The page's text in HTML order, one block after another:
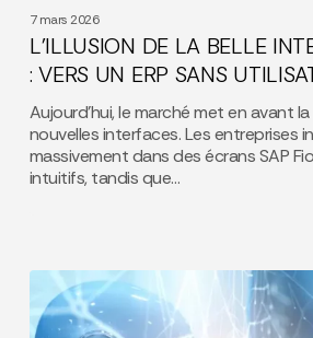
7 mars 2026
L’ILLUSION DE LA BELLE
: VERS UN ERP SANS
Aujourd’hui, le marché met en avant
nouvelles interfaces. Les entreprises
massivement dans des écrans SAP
intuitifs, tandis que…
IA
SAP